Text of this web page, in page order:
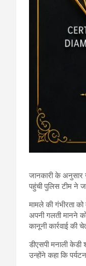
जानकारी के
पहुंची पुलिस टीम ने
मामले की गंभीरता
अपनी गलती मानने
कानूनी कार्रवाई की
डीएसपी मनाली केडी
उन्होंने कहा कि